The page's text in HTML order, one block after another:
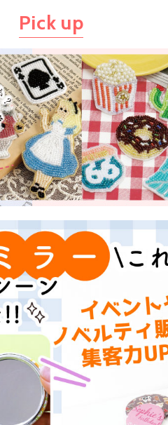
Pick up